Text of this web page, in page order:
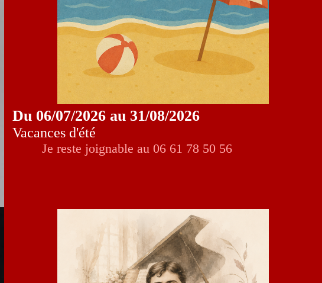
Du 06/07/2026 au 31/08/2026
Vacances d'été
Je reste joignable au 06 61 78 50 56